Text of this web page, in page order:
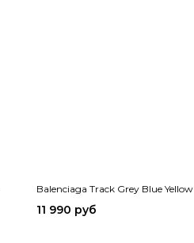
Balenciaga Track Grey Blue Yellow
11 990 руб